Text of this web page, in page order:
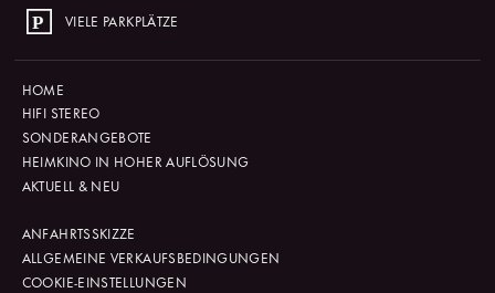
VIELE PARKPLÄTZE
HOME
HIFI STEREO
SONDERANGEBOTE
HEIMKINO IN HOHER AUFLÖSUNG
AKTUELL & NEU
ANFAHRTSSKIZZE
ALLGEMEINE VERKAUFSBEDINGUNGEN
COOKIE-EINSTELLUNGEN